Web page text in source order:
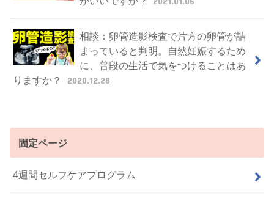
相談：卵管造影検査で片方の卵管が詰
まっていると判明。自然妊娠するため
に、普段の生活で気をつけることはあ
りますか？
2020.12.28
固定ページ
4週間セルフケアプログラム